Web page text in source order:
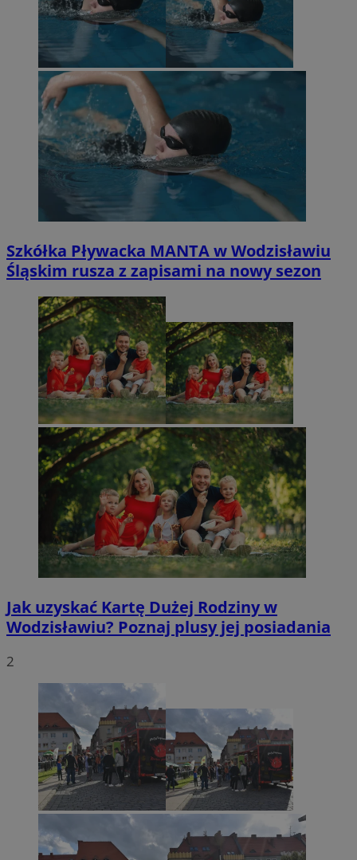
Szkółka Pływacka MANTA w Wodzisławiu
Śląskim rusza z zapisami na nowy sezon
Jak uzyskać Kartę Dużej Rodziny w
Wodzisławiu? Poznaj plusy jej posiadania
2